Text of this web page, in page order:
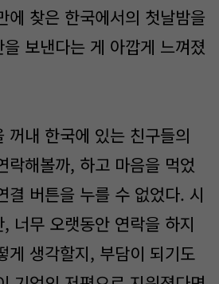
에 찾은 한국에서의 첫날밤을
보낸다는 게 아깝게 느껴졌
꺼내 한국에 있는 친구들의
락해볼까, 하고 마음을 먹었
결 버튼을 누를 수 없었다. 시
너무 오랫동안 연락을 하지
게 생각할지, 부담이 되기도